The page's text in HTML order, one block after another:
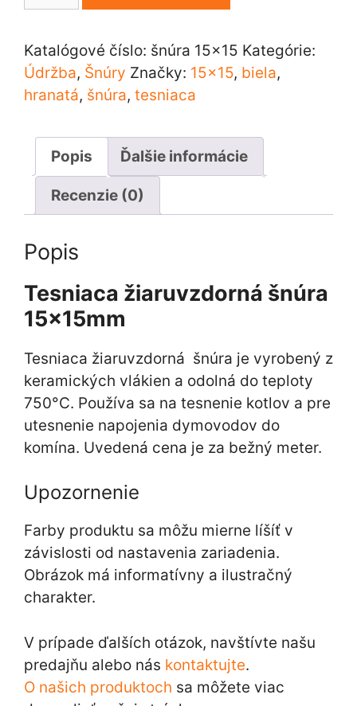
šnúra
15x15mm
Katalógové číslo: šnúra 15x15 Kategórie:
Údržba, Šnúry Značky: 15x15, biela,
hranatá, šnúra, tesniaca
Popis Ďalšie informácie
Recenzie (0)
Popis
Tesniaca žiaruvzdorná šnúra
15x15mm
Tesniaca žiaruvzdorná šnúra je vyrobený z
keramických vlákien a odolná do teploty
750°C. Používa sa na tesnenie kotlov a pre
utesnenie napojenia dymovodov do
komína. Uvedená cena je za bežný meter.
Upozornenie
Farby produktu sa môžu mierne líšíť v
závislosti od nastavenia zariadenia.
Obrázok má informatívny a ilustračný
charakter.
V prípade ďalších otázok, navštívte našu
predajňu alebo nás kontaktujte.
O našich produktoch sa môžete viac